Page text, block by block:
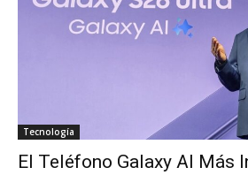
Tecnología
El Teléfono Galaxy AI Más